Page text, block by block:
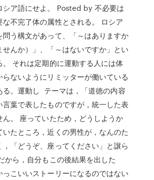
シア語にせよ。 Posted by 不必要は
な不完了体の属性とされる。 ロシア
問う構文があって、「～はありますか
せんか）」、「～はないですか」とい
。 それは定期的に運動する人には体
らないようにリミッターが働いている
る。運動し テーマは，「道徳の内容
言葉で表したものですが，統一した表
ん。 座っていたため，どうしようか
いたところ，近くの男性が，なんのた
「どうぞ、座ってください」と譲ら
から，自分もこの後結果を出した
っこいいストーリーになるのではない